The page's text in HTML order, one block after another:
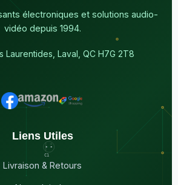
électroniques et solutions audio-
vidéo depuis 1994.
Laurentides, Laval, QC H7G 2T8
Liens Utiles
Livraison & Retours